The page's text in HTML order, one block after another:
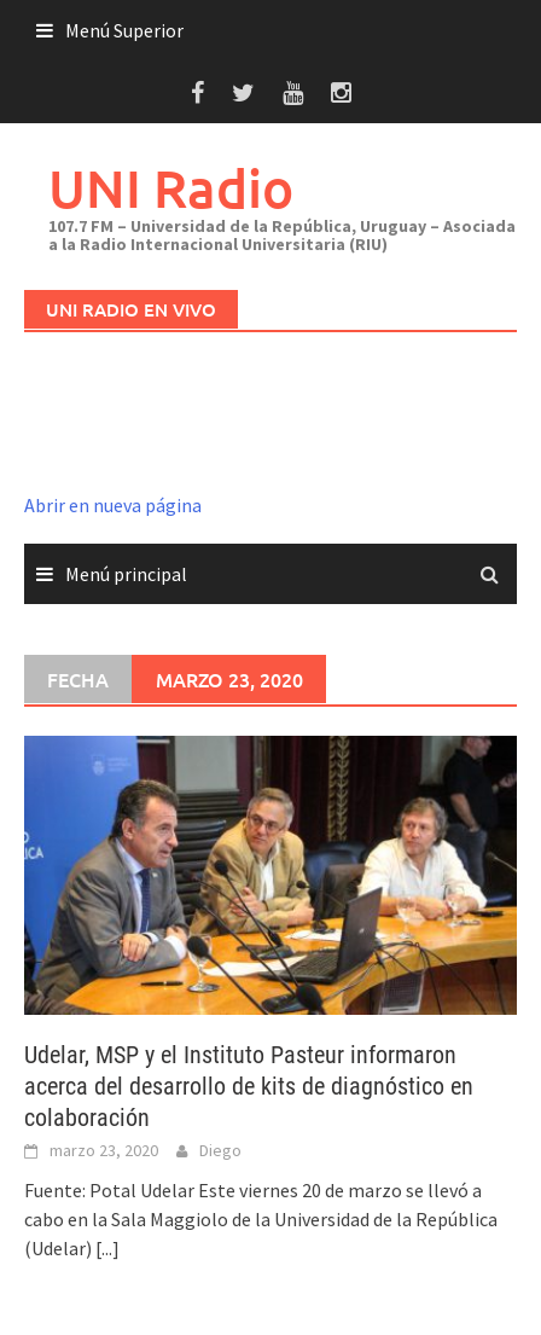
Menú Superior
UNI Radio
107.7 FM – Universidad de la República, Uruguay – Asociada
a la Radio Internacional Universitaria (RIU)
UNI RADIO EN VIVO
Abrir en nueva página
Menú principal
FECHA MARZO 23, 2020
Udelar, MSP y el Instituto Pasteur informaron
acerca del desarrollo de kits de diagnóstico en
colaboración
marzo 23, 2020 Diego
Fuente: Potal Udelar Este viernes 20 de marzo se llevó a
cabo en la Sala Maggiolo de la Universidad de la República
(Udelar) [...]